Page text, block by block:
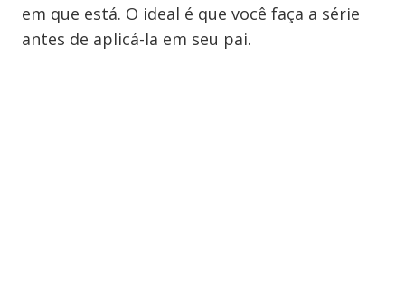
em que está. O ideal é que você faça a série
antes de aplicá-la em seu pai.